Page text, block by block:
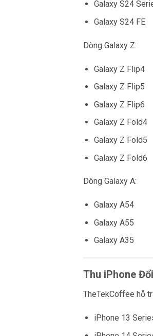
Galaxy S24
Galaxy S24 FE
Dòng Galaxy Z:
Galaxy Z Flip4
Galaxy Z Flip5
Galaxy Z Flip6
Galaxy Z Fold4
Galaxy Z Fold5
Galaxy Z Fold6
Dòng Galaxy A:
Galaxy A54
Galaxy A55
Galaxy A35
Thu iPhone
TheTekCoffee hỗ
iPhone 13